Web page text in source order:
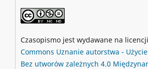
Czasopismo jest wydawane na licencji
Commons Uznanie autorstwa -
Bez utworów zależnych 4.0